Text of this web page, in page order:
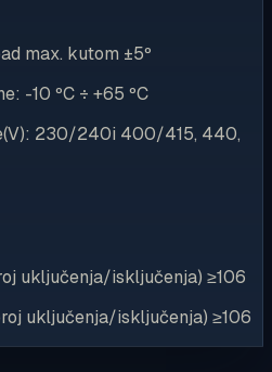
max. kutom ±5º
-10 ºC ÷ +65 ºC
230/240i 400/415, 440,
uključenja/isključenja) ≥106
uključenja/isključenja) ≥106